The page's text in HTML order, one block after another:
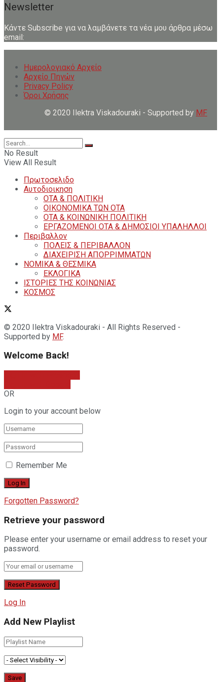
Newsletter
Κάντε Subscribe για να λαμβάνετε τα νέα μου άρθρα μέσω
email:
Ημερολογιακό Αρχείο
Αρχείο Πηγών
Privacy Policy
Όροι Χρήσης
© 2020 Ilektra Viskadouraki - Supported by MF
No Result
View All Result
Πρωτοσελιδο
Αυτοδιοικηση
ΟΤΑ & ΠΟΛΙΤΙΚΗ
ΟΙΚΟΝΟΜΙΚΑ ΤΩΝ ΟΤΑ
ΟΤΑ & ΚΟΙΝΩΝΙΚΗ ΠΟΛΙΤΙΚΗ
ΕΡΓΑΖΟΜΕΝΟΙ ΟΤΑ & ΔΗΜΟΣΙΟΙ ΥΠΑΛΗΛΛΟΙ
Περιβαλλον
ΠΟΛΕΙΣ & ΠΕΡΙΒΑΛΛΟΝ
ΔΙΑΧΕΙΡΙΣΗ ΑΠΟΡΡΙΜΜΑΤΩΝ
ΝΟΜΙΚΑ & ΘΕΣΜΙΚΑ
ΕΚΛΟΓΙΚΑ
ΙΣΤΟΡΙΕΣ ΤΗΣ ΚΟΙΝΩΝΙΑΣ
ΚΟΣΜΟΣ
© 2020 Ilektra Viskadouraki - All Rights Reserved -
Supported by MF.
Welcome Back!
OR
Login to your account below
Remember Me
Forgotten Password?
Retrieve your password
Please enter your username or email address to reset your
password.
Log In
Add New Playlist